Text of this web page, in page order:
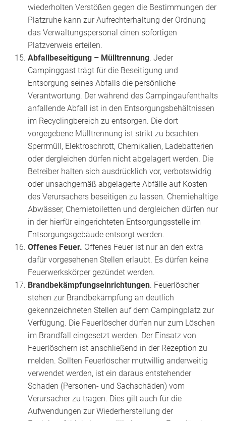
wiederholten Verstößen gegen die Bestimmungen der
Platzruhe kann zur Aufrechterhaltung der Ordnung
das Verwaltungspersonal einen sofortigen
Platzverweis erteilen.
Abfallbeseitigung – Mülltrennung. Jeder
Campinggast trägt für die Beseitigung und
Entsorgung seines Abfalls die persönliche
Verantwortung. Der während des Campingaufenthalts
anfallende Abfall ist in den Entsorgungsbehältnissen
im Recyclingbereich zu entsorgen. Die dort
vorgegebene Mülltrennung ist strikt zu beachten.
Sperrmüll, Elektroschrott, Chemikalien, Ladebatterien
oder dergleichen dürfen nicht abgelagert werden. Die
Betreiber halten sich ausdrücklich vor, verbotswidrig
oder unsachgemäß abgelagerte Abfälle auf Kosten
des Verursachers beseitigen zu lassen. Chemiehaltige
Abwässer, Chemietoiletten und dergleichen dürfen nur
in der hierfür eingerichteten Entsorgungsstelle im
Entsorgungsgebäude entsorgt werden.
Offenes Feuer. Offenes Feuer ist nur an den extra
dafür vorgesehenen Stellen erlaubt. Es dürfen keine
Feuerwerkskörper gezündet werden.
Brandbekämpfungseinrichtungen. Feuerlöscher
stehen zur Brandbekämpfung an deutlich
gekennzeichneten Stellen auf dem Campingplatz zur
Verfügung. Die Feuerlöscher dürfen nur zum Löschen
im Brandfall eingesetzt werden. Der Einsatz von
Feuerlöschern ist anschließend in der Rezeption zu
melden. Sollten Feuerlöscher mutwillig anderweitig
verwendet werden, ist ein daraus entstehender
Schaden (Personen- und Sachschäden) vom
Verursacher zu tragen. Dies gilt auch für die
Aufwendungen zur Wiederherstellung der